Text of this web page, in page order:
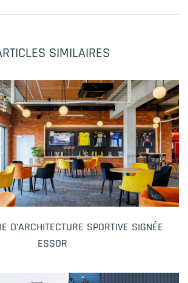
SIMILAIRES
D’ARCHITECTURE SPORTIVE SIGNÉE
ESSOR